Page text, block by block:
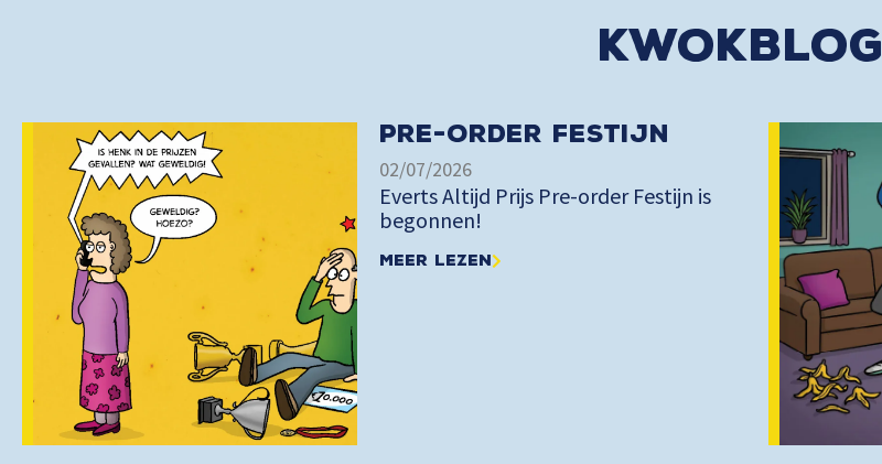
kwokblog
Pre-order Festijn
02/07/2026
Everts Altijd Prijs Pre-order Festijn is
begonnen!
Meer lezen